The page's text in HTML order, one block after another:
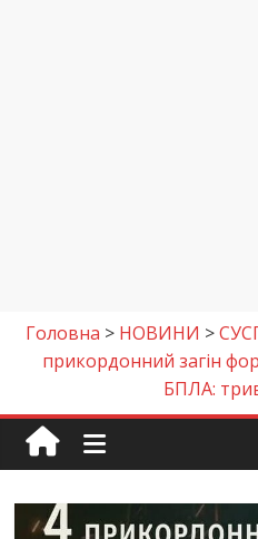
Головна > НОВИНИ >
прикордонний загін
БПЛА: